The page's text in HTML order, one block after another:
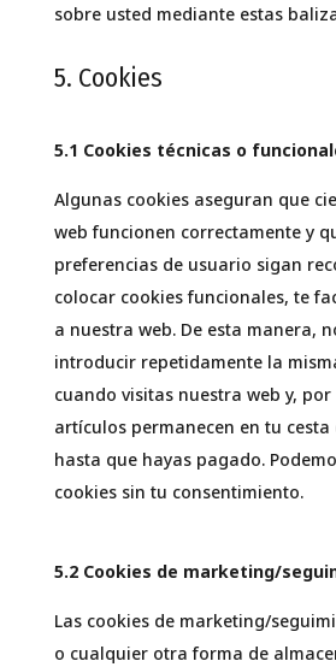
sobre usted mediante estas
5. Cookies
5.1 Cookies técnicas o
Algunas cookies aseguran que
web funcionen correctamente y
preferencias de usuario sigan
colocar cookies funcionales, te
a nuestra web. De esta manera,
introducir repetidamente la
cuando visitas nuestra web y,
artículos permanecen en tu
hasta que hayas pagado.
cookies sin tu consentimiento.
5.2 Cookies de marketing/
Las cookies de marketing/
o cualquier otra forma de